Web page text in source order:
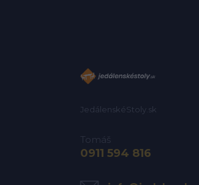
JedálenskéStoly.sk
Tomáš
0911 594 816